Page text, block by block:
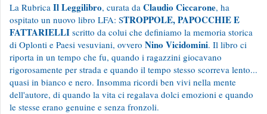
La Rubrica Il Leggilibro, curata da Claudio Ciccarone, ha
ospitato un nuovo libro LFA: STROPPOLE, PAPOCCHIE E
FATTARIELLI scritto da colui che definiamo la memoria storica
di Oplonti e Paesi vesuviani, ovvero Nino Vicidomini. Il libro ci
riporta in un tempo che fu, quando i ragazzini giocavano
rigorosamente per strada e quando il tempo stesso scorreva lento...
quasi in bianco e nero. Insomma ricordi ben vivi nella mente
dell'autore, di quando la vita ci regalava dolci emozioni e quando
le stesse erano genuine e senza fronzoli.